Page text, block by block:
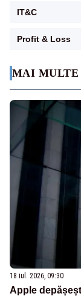
MAI
18 iul. 2026, 09:30
Apple
IT&C
Profit & Loss